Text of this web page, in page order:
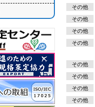
その他
その他
その他
その他
その他
その他
その他
その他